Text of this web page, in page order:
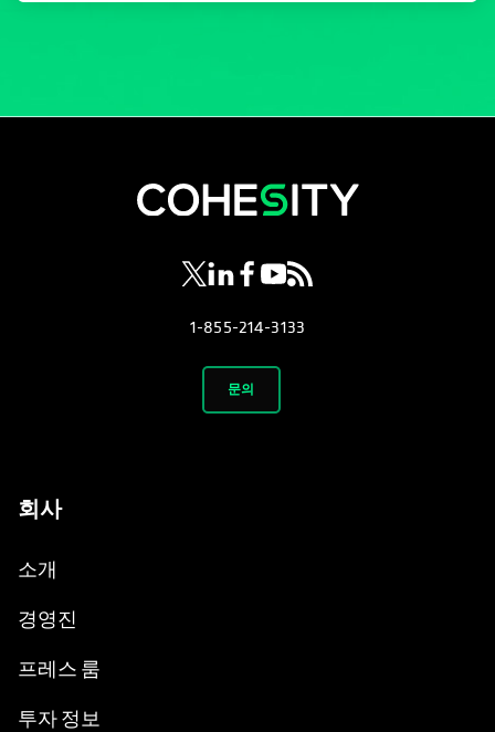
opens in a new tab
opens in a new tab
opens in a new tab
opens in a new tab
opens in a new tab
1-855-214-3133
문의
회사
소개
경영진
프레스 룸
투자 정보